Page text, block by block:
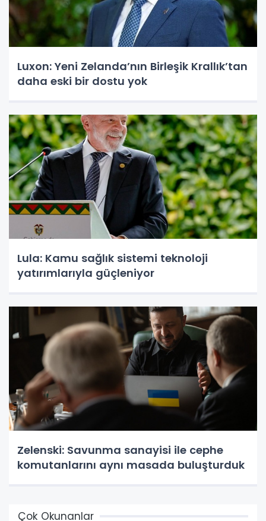
Luxon: Yeni Zelanda’nın Birleşik Krallık’tan
daha eski bir dostu yok
Lula: Kamu sağlık sistemi teknoloji
yatırımlarıyla güçleniyor
Zelenski: Savunma sanayisi ile cephe
komutanlarını aynı masada buluşturduk
Çok Okunanlar